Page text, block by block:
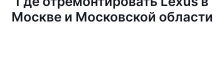
Москве и Московской области